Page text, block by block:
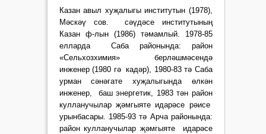
Казан авыл хуҗалыгы институтын (1978),
Мәскәү сов. сәүдәсе институтының
Казан ф-лын (1986) тәмамлый. 1978-85
елларда Саба районында: район
«Сельхозхимия» берләшмәсендә
инженер (1980 гә кадәр), 1980-83 тә Саба
урман сәнәгате хуҗалыгында өлкән
инженер, баш энергетик, 1983 тән район
кулланучылар җәмгыяте идарәсе рәисе
урынбасары. 1985-93 тә Арча районында:
район кулланучылар җәмгыяте идарәсе